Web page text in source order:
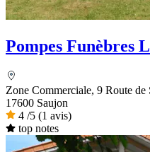
Pompes Funèbres
Zone Commerciale, 9 Route de
17600 Saujon
4 /5 (1 avis)
top notes